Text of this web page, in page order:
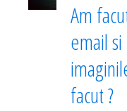
Am
email
facut ?